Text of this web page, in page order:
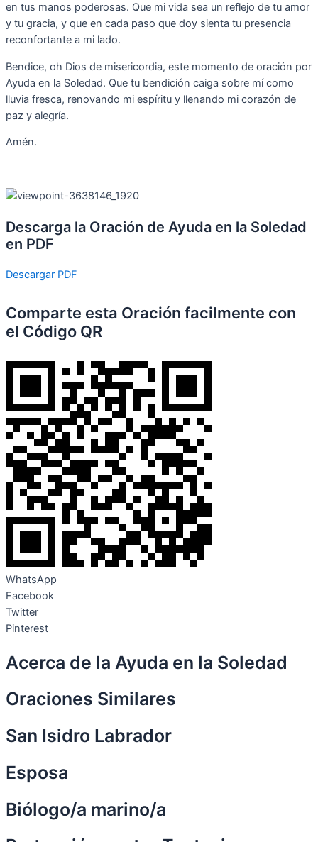
en tus manos poderosas. Que mi vida sea un reflejo de tu amor
y tu gracia, y que en cada paso que doy sienta tu presencia
reconfortante a mi lado.
Bendice, oh Dios de misericordia, este momento de oración por
Ayuda en la Soledad. Que tu bendición caiga sobre mí como
lluvia fresca, renovando mi espíritu y llenando mi corazón de
paz y alegría.
Amén.
Descarga la Oración de Ayuda en la Soledad
en PDF
Descargar PDF
Comparte esta Oración facilmente con
el Código QR
WhatsApp
Facebook
Twitter
Pinterest
Acerca de la Ayuda en la Soledad
Oraciones Similares
San Isidro Labrador
Esposa
Biólogo/a marino/a